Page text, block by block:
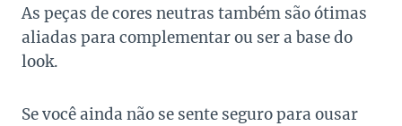
As peças de cores neutras também são ótimas
aliadas para complementar ou ser a base do
look.
Se você ainda não se sente seguro para ousar